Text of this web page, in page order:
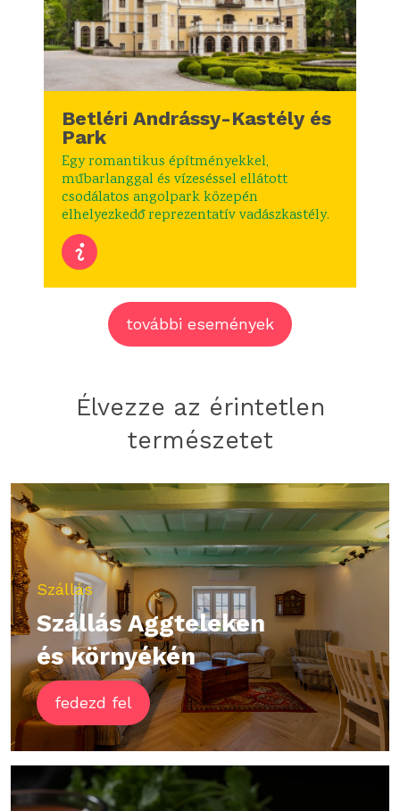
Betléri Andrássy-Kastély és
Park
Egy romantikus építményekkel,
műbarlanggal és vízeséssel ellátott
csodálatos angolpark közepén
elhelyezkedő reprezentatív vadászkastély.
további események
Élvezze az érintetlen
természetet
Szállás
Szállás Aggteleken
és környékén
fedezd fel